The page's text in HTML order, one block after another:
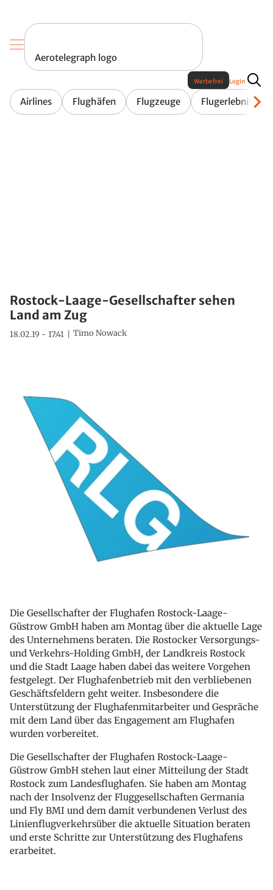
Aerotelegraph logo
Airlines Flughäfen Flugzeuge Flugerlebnis
Werbefrei Login
Rostock-Laage-Gesellschafter sehen
Land am Zug
18.02.19 - 17:41 Timo Nowack
Die Gesellschafter der Flughafen Rostock-Laage-
Güstrow GmbH haben am Montag über die aktuelle Lage
des Unternehmens beraten. Die Rostocker Versorgungs-
und Verkehrs-Holding GmbH, der Landkreis Rostock
und die Stadt Laage haben dabei das weitere Vorgehen
festgelegt. Der Flughafenbetrieb mit den verbliebenen
Geschäftsfeldern geht weiter. Insbesondere die
Unterstützung der Flughafenmitarbeiter und Gespräche
mit dem Land über das Engagement am Flughafen
wurden vorbereitet.
Die Gesellschafter der Flughafen Rostock-Laage-
Güstrow GmbH stehen laut einer Mitteilung der Stadt
Rostock zum Landesflughafen. Sie haben am Montag
nach der Insolvenz der Fluggesellschaften Germania
und Fly BMI und dem damit verbundenen Verlust des
Linienflugverkehrsüber die aktuelle Situation beraten
und erste Schritte zur Unterstützung des Flughafens
erarbeitet.